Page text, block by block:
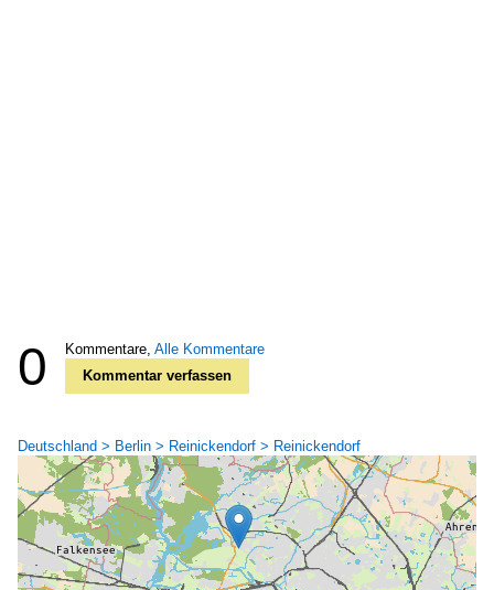
0 Kommentare, Alle Kommentare
Kommentar verfassen
Deutschland > Berlin > Reinickendorf > Reinickendorf